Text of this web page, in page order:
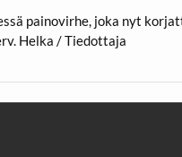
painovirhe, joka nyt
Helka / Tiedottaja